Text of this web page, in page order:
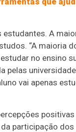
A
“A maioria
no ensino
pelas
vai apenas
participação dos